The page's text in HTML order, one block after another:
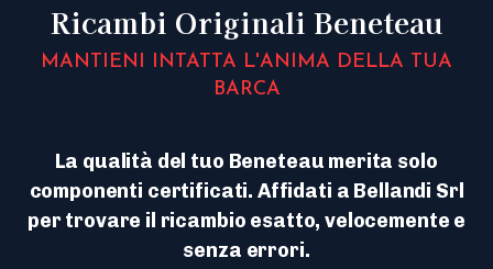
Ricambi Originali Beneteau
MANTIENI INTATTA L'ANIMA DELLA TUA
BARCA
La qualità del tuo Beneteau merita solo
componenti certificati. Affidati a Bellandi Srl
per trovare il ricambio esatto, velocemente e
senza errori.